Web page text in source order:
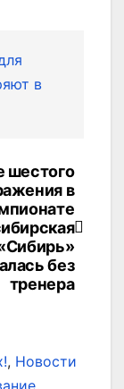
в
шестого
в
без
тренера
, Новости
,